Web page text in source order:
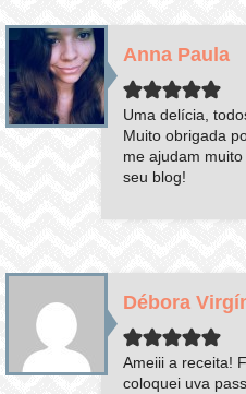
Anna Paula
Uma delícia,
Muito obrigada
me ajudam
seu blog!
Débora
Ameiii a receita!
coloquei uva